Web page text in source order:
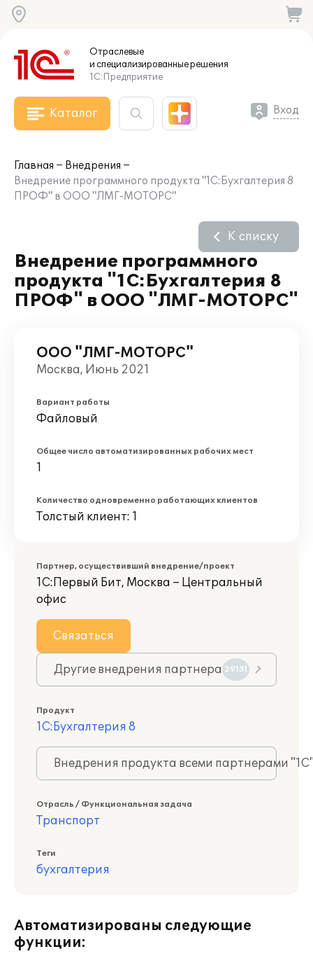
Отраслевые
и специализированныерешения
1С:Предприятие
Каталог Вход
Главная
Внедрения
Внедрение программного продукта "1С:Бухгалтерия 8
ПРОФ" в ООО "ЛМГ-МОТОРС"
Внедрение программного
продукта "1С:Бухгалтерия 8
ПРОФ" в ООО "ЛМГ-МОТОРС"
К списку
ООО "ЛМГ-МОТОРС"
Москва, Июнь 2021
Вариант работы
Файловый
Общее число автоматизированных рабочих мест
1
Количество одновременно работающих клиентов
Толстый клиент: 1
Партнер, осуществивший внедрение/проект
1С:Первый Бит, Москва – Центральный
офис
Связаться
Другие внедрения партнера 29151
Продукт
1С:Бухгалтерия 8
Внедрения продукта всеми партнерами
Отрасль / Функциональная задача
Транспорт
Теги
бухгалтерия
Автоматизированы следующие
функции: